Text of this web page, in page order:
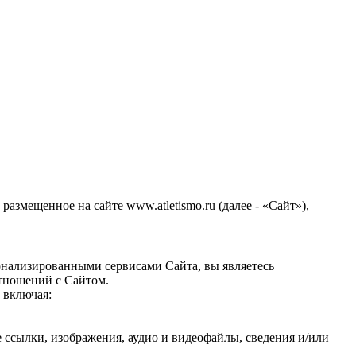
на сайте www.atletismo.ru (далее - «Сайт»),
сервисами Сайта, вы являетесь
с Сайтом.
изображения, аудио и видеофайлы, сведения и/или